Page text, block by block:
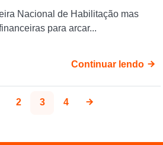
Nacional de Habilitação mas
para arcar...
Continuar lendo
2 3 4